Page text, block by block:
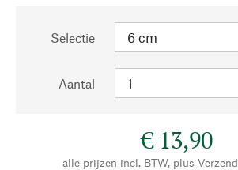
Selectie
Aantal
€ 13,90
alle prijzen incl. BTW, plus